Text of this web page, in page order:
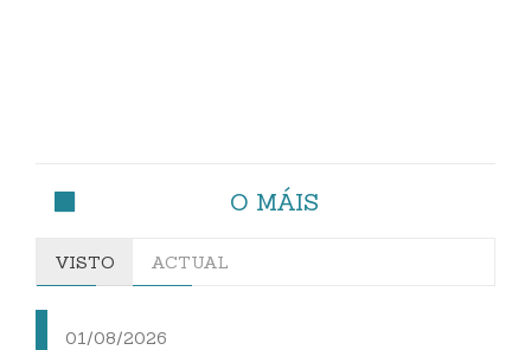
O MÁIS
VISTO ACTUAL
01/08/2026